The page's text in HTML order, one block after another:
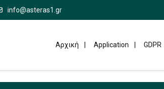
info@asteras1.gr
Αρχική Application GDPR